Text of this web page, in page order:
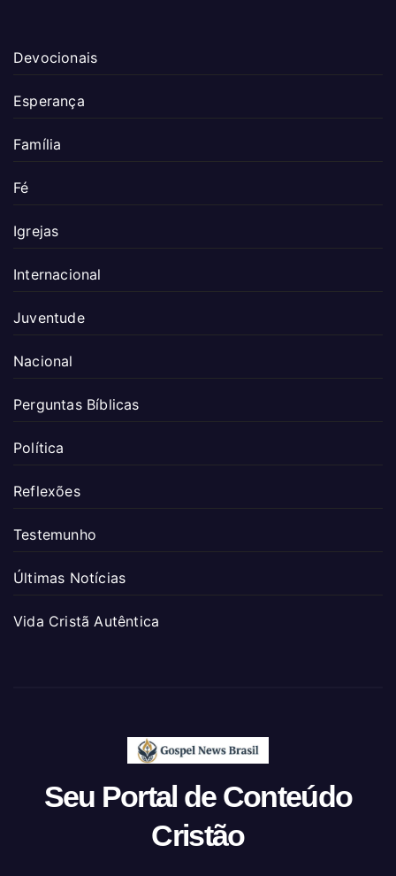
Devocionais
Esperança
Família
Fé
Igrejas
Internacional
Juventude
Nacional
Perguntas Bíblicas
Política
Reflexões
Testemunho
Últimas Notícias
Vida Cristã Autêntica
Seu Portal de Conteúdo
Cristão